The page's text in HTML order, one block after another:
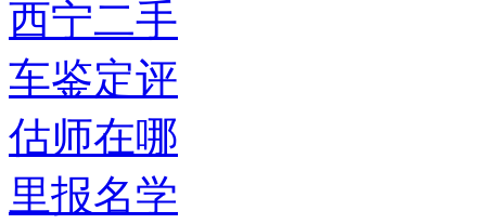
西宁二手
车鉴定评
估师在哪
里报名学